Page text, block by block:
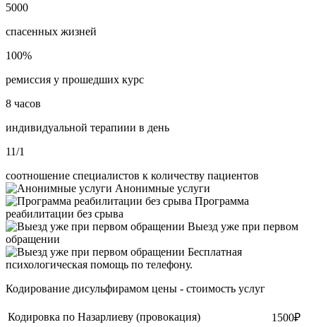
5000
спасенных жизней
100%
ремиссия у прошедших курс
8 часов
индивидуальной терапиии в день
11/1
соотношение специалистов к количеству пациентов
Анонимные услуги
Программа
реабилитации без срыва
Выезд уже при первом
обращении
Бесплатная
психологическая помощь по телефону.
Кодирование дисульфирамом цены - стоимость услуг
Кодировка по Назарлиеву (провокация)
1500₽